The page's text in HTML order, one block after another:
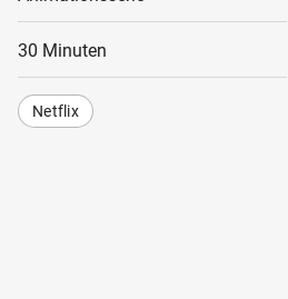
30 Minuten
Netflix